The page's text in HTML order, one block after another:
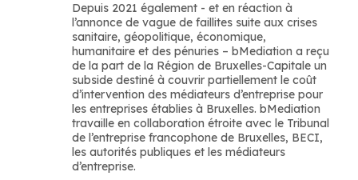
Depuis 2021 également - et en réaction à
l’annonce de vague de faillites suite aux crises
sanitaire, géopolitique, économique,
humanitaire et des pénuries – bMediation a reçu
de la part de la Région de Bruxelles-Capitale un
subside destiné à couvrir partiellement le coût
d’intervention des médiateurs d’entreprise pour
les entreprises établies à Bruxelles. bMediation
travaille en collaboration étroite avec le Tribunal
de l’entreprise francophone de Bruxelles, BECI,
les autorités publiques et les médiateurs
d’entreprise.